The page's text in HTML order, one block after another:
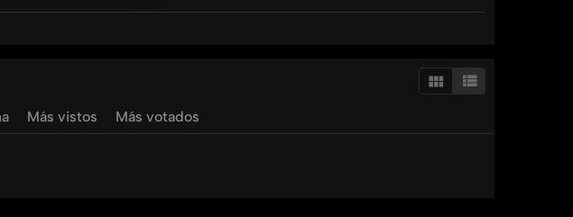
una intervención divina en apoyo a un pastor en Cuba, Eliu nos muestra
Más vistos Más votados